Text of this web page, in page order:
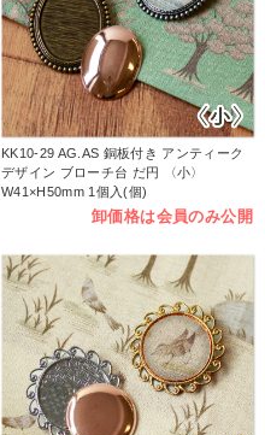
KK10-29 AG.AS 銅板付き アンティーク
デザイン ブローチ台 だ円 〈小〉
W41×H50mm 1個入(個)
卸価格は会員のみ公開